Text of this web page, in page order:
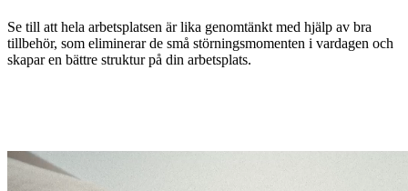
Se till att hela arbetsplatsen är lika genomtänkt med hjälp av bra
tillbehör, som eliminerar de små störningsmomenten i vardagen och
skapar en bättre struktur på din arbetsplats.